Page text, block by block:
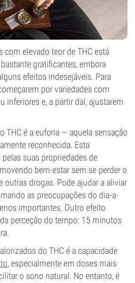
com elevado teor de THC está
gratificantes, embora
efeitos indesejáveis. Para
por variedades com
inferiores e, a partir daí, ajustarem
THC é a euforia — aquela sensação
reconhecida. Esta
suas propriedades de
bem-estar sem se perder o
outras drogas. Pode ajudar a aliviar
as preocupações do dia-a-
importantes. Outro efeito
perceção do tempo: 15 minutos
do THC é a capacidade
, especialmente em doses mais
o sono natural. No entanto, é